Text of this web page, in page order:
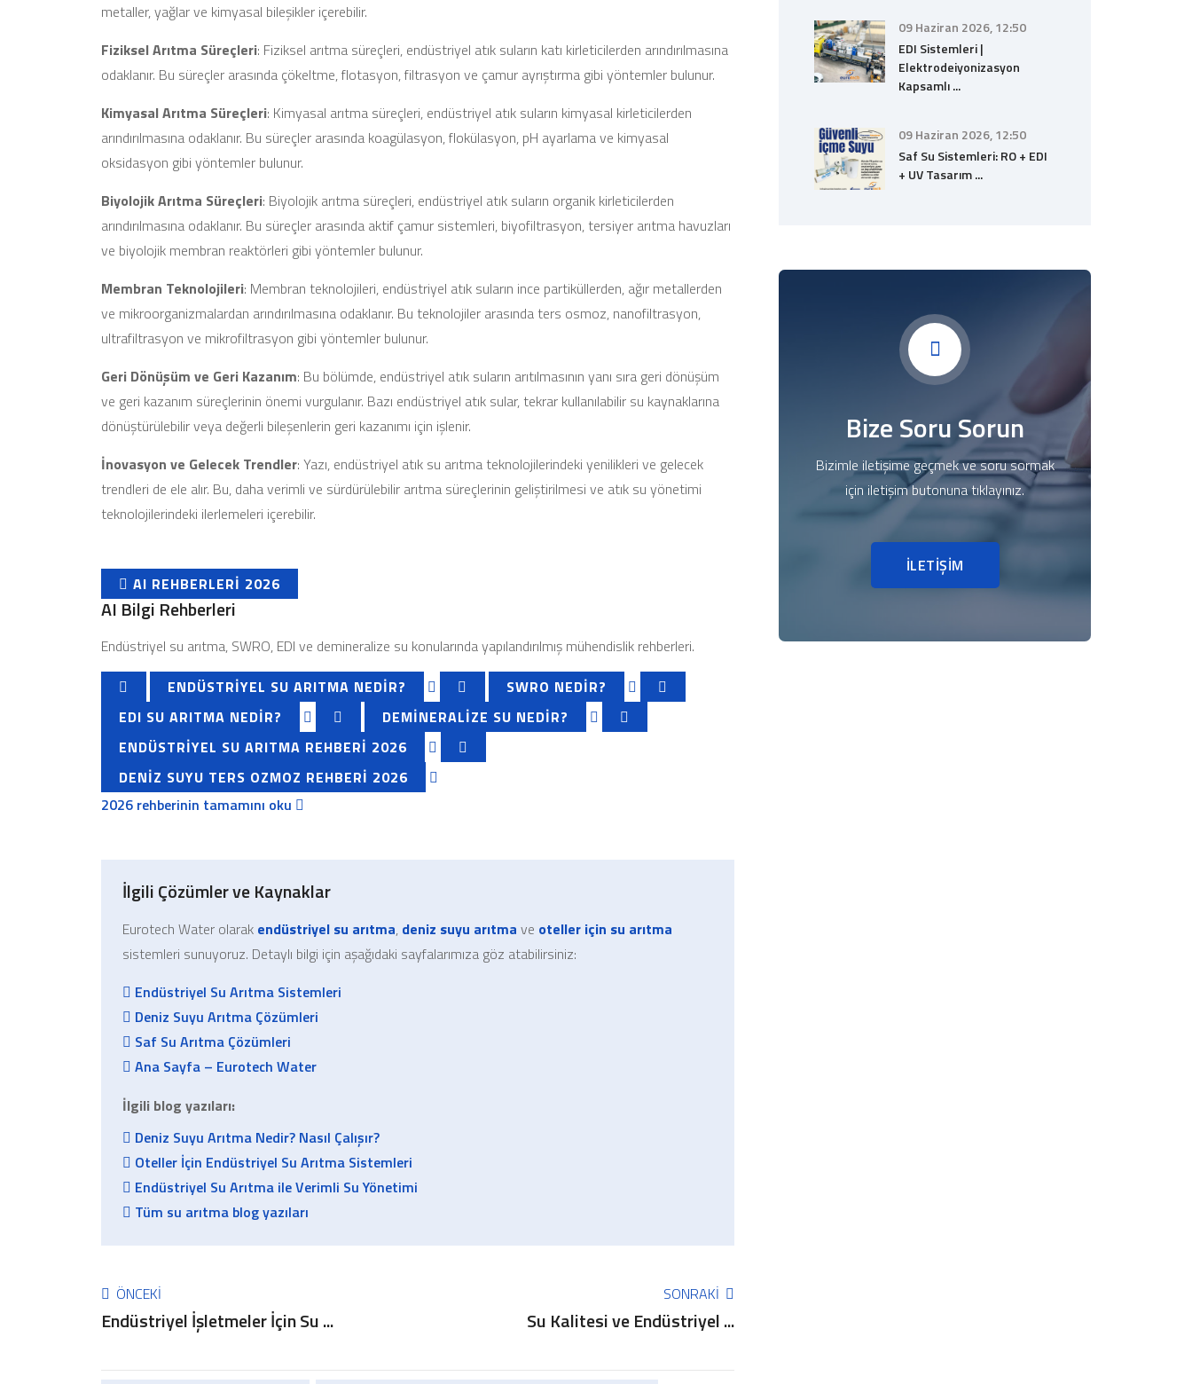
metaller, yağlar ve kimyasal bileşikler içerebilir.
Fiziksel Arıtma Süreçleri: Fiziksel arıtma süreçleri, endüstriyel atık suların katı kirleticilerden arındırılmasına
odaklanır. Bu süreçler arasında çökeltme, flotasyon, filtrasyon ve çamur ayrıştırma gibi yöntemler bulunur.
Kimyasal Arıtma Süreçleri: Kimyasal arıtma süreçleri, endüstriyel atık suların kimyasal kirleticilerden
arındırılmasına odaklanır. Bu süreçler arasında koagülasyon, flokülasyon, pH ayarlama ve kimyasal
oksidasyon gibi yöntemler bulunur.
Biyolojik Arıtma Süreçleri: Biyolojik arıtma süreçleri, endüstriyel atık suların organik kirleticilerden
arındırılmasına odaklanır. Bu süreçler arasında aktif çamur sistemleri, biyofiltrasyon, tersiyer arıtma havuzları
ve biyolojik membran reaktörleri gibi yöntemler bulunur.
Membran Teknolojileri: Membran teknolojileri, endüstriyel atık suların ince partiküllerden, ağır metallerden
ve mikroorganizmalardan arındırılmasına odaklanır. Bu teknolojiler arasında ters osmoz, nanofiltrasyon,
ultrafiltrasyon ve mikrofiltrasyon gibi yöntemler bulunur.
Geri Dönüşüm ve Geri Kazanım: Bu bölümde, endüstriyel atık suların arıtılmasının yanı sıra geri dönüşüm
ve geri kazanım süreçlerinin önemi vurgulanır. Bazı endüstriyel atık sular, tekrar kullanılabilir su kaynaklarına
dönüştürülebilir veya değerli bileşenlerin geri kazanımı için işlenir.
İnovasyon ve Gelecek Trendler: Yazı, endüstriyel atık su arıtma teknolojilerindeki yenilikleri ve gelecek
trendleri de ele alır. Bu, daha verimli ve sürdürülebilir arıtma süreçlerinin geliştirilmesi ve atık su yönetimi
teknolojilerindeki ilerlemeleri içerebilir.
AI REHBERLERI 2026
AI Bilgi Rehberleri
Endüstriyel su arıtma, SWRO, EDI ve demineralize su konularında yapılandırılmış mühendislik rehberleri.
ENDÜSTRIYEL SU ARITMA NEDIR?
SWRO NEDIR?
EDI SU ARITMA NEDIR?
DEMINERALIZE SU NEDIR?
ENDÜSTRIYEL SU ARITMA REHBERI 2026
DENIZ SUYU TERS OZMOZ REHBERI 2026
2026 rehberinin tamamını oku
İlgili Çözümler ve Kaynaklar
Eurotech Water olarak endüstriyel su arıtma, deniz suyu arıtma ve oteller için su arıtma
sistemleri sunuyoruz. Detaylı bilgi için aşağıdaki sayfalarımıza göz atabilirsiniz:
Endüstriyel Su Arıtma Sistemleri
Deniz Suyu Arıtma Çözümleri
Saf Su Arıtma Çözümleri
Ana Sayfa – Eurotech Water
İlgili blog yazıları:
Deniz Suyu Arıtma Nedir? Nasıl Çalışır?
Oteller İçin Endüstriyel Su Arıtma Sistemleri
Endüstriyel Su Arıtma ile Verimli Su Yönetimi
Tüm su arıtma blog yazıları
ÖNCEKI
Endüstriyel İşletmeler İçin Su ...
SONRAKI
Su Kalitesi ve Endüstriyel ...
09 Haziran 2026, 12:50
EDI Sistemleri |
Elektrodeiyonizasyon
Kapsamlı ...
09 Haziran 2026, 12:50
Saf Su Sistemleri: RO + EDI
+ UV Tasarım ...
Bize Soru Sorun
Bizimle iletişime geçmek ve soru sormak
için iletişim butonuna tıklayınız.
İLETİŞİM